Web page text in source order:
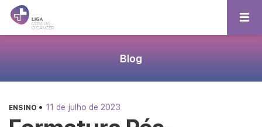
Blog
ENSINO • 11 de julho de 2023